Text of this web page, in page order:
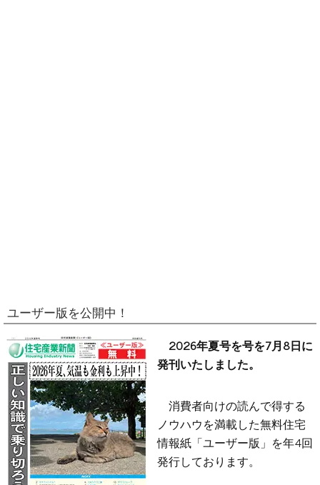
ユーザー版を公開中！
2026年夏号を号を7月8日に
発刊いたしました。
消費者向けの読んで得する
ノウハウを満載した無料住宅
情報紙「ユーザー版」を年4回
発行しております。